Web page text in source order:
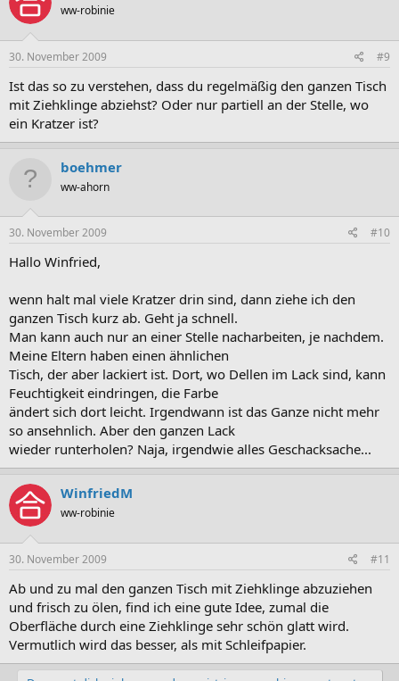
ww-robinie
30. November 2009 #9
Ist das so zu verstehen, dass du regelmäßig den ganzen Tisch
mit Ziehklinge abziehst? Oder nur partiell an der Stelle, wo
ein Kratzer ist?
boehmer
ww-ahorn
30. November 2009 #10
Hallo Winfried,
wenn halt mal viele Kratzer drin sind, dann ziehe ich den
ganzen Tisch kurz ab. Geht ja schnell.
Man kann auch nur an einer Stelle nacharbeiten, je nachdem.
Meine Eltern haben einen ähnlichen
Tisch, der aber lackiert ist. Dort, wo Dellen im Lack sind, kann
Feuchtigkeit eindringen, die Farbe
ändert sich dort leicht. Irgendwann ist das Ganze nicht mehr
so ansehnlich. Aber den ganzen Lack
wieder runterholen? Naja, irgendwie alles Geschacksache...
WinfriedM
ww-robinie
30. November 2009 #11
Ab und zu mal den ganzen Tisch mit Ziehklinge abzuziehen
und frisch zu ölen, find ich eine gute Idee, zumal die
Oberfläche durch eine Ziehklinge sehr schön glatt wird.
Vermutlich wird das besser, als mit Schleifpapier.